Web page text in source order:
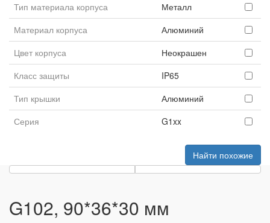
Тип материала корпуса
Металл
Материал корпуса
Алюминий
Цвет корпуса
Неокрашен
Класс защиты
IP65
Тип крышки
Алюминий
Серия
G1xx
Найти похожие
G102, 90*36*30 мм